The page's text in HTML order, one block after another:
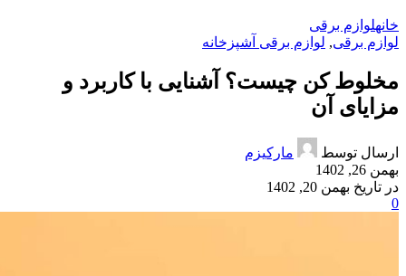
خانهلوازم برقی
لوازم برقی, لوازم برقی آشپزخانه
مخلوط کن چیست؟ آشنایی با کاربرد و
مزایای آن
ارسال توسط
مارکیزم
بهمن 26, 1402
در تاریخ بهمن 20, 1402
0